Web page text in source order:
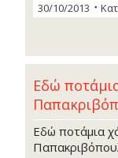
30/10/2013
Εδώ
Εδώ ποτάµια